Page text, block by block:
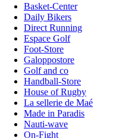
Basket-Center
Daily Bikers
Direct Running
Espace Golf
Foot-Store
Galoppostore
Golf and co
Handball-Store
House of Rugby
La sellerie de Maé
Made in Paradis
Nauti-wave
On-Fight